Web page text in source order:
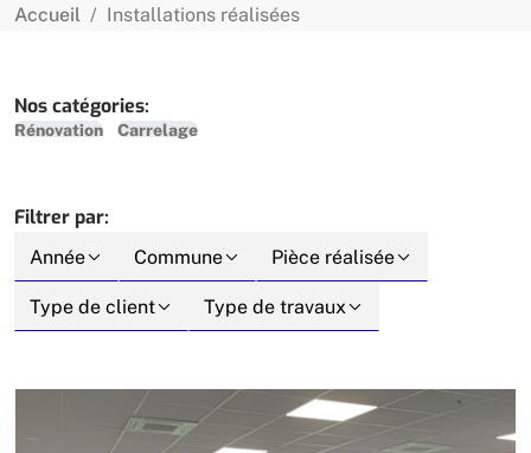
Accueil Installations réalisées
Nos catégories:
Rénovation Carrelage
Filtrer par:
Année Commune
Pièce réalisée
Type de client
Type de travaux